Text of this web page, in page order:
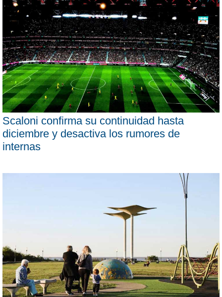
Scaloni confirma su continuidad hasta
diciembre y desactiva los rumores de
internas